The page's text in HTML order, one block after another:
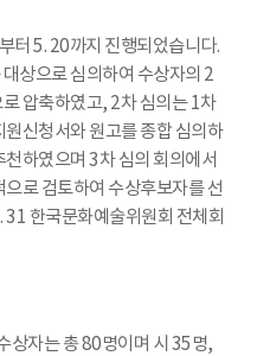
터 5. 20까지 진행되었습니다.
상으로 심의하여 수상자의 2
압축하였고, 2차 심의는 1차
신청서와 원고를 종합 심의하
하였으며 3차 심의 회의에서
로 검토하여 수상후보자를 선
한국문화예술위원회 전체회
상자는 총 80명이며 시 35명,